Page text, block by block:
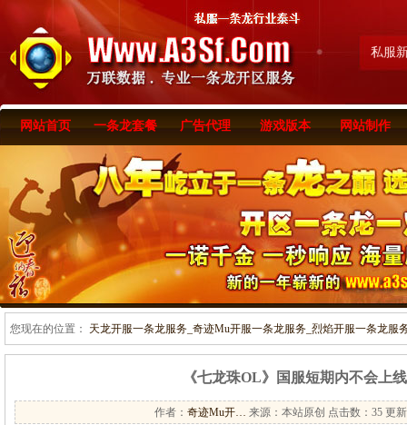
私服
网站首页 一条龙套餐 广告代理 游戏版本 网站制作
您现在的位置： 天龙开服一条龙服务_奇迹Mu开服一条龙服务_烈焰开服一条龙服
《七龙珠OL》国服短期内不会上
作者： 奇迹Mu开… 来源：本站原创 点击数： 35 更